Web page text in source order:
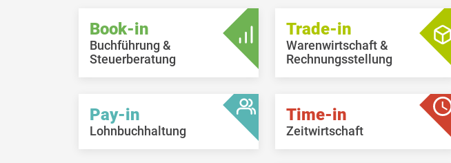
Book-in
Buchführung &
Steuerberatung
Trade-in
Warenwirtschaft &
Rechnungsstellung
Pay-in
Lohnbuchhaltung
Time-in
Zeitwirtschaft